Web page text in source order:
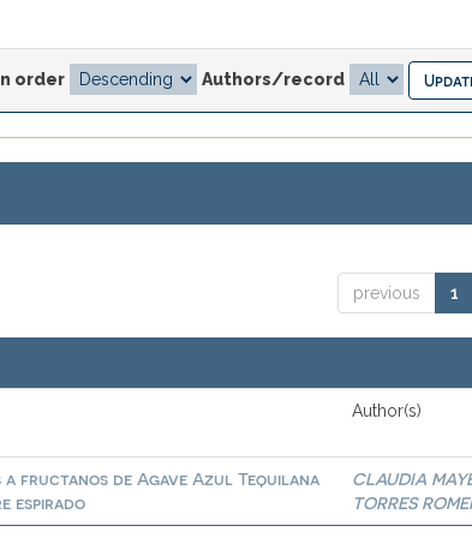
In order Authors/record
previous 1
Author(s)
fructanos de Agave Azul Tequilana
espirado
CLAUDIA
TORRES